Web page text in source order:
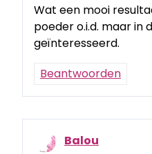
Wat een mooi
poeder o.i.d. maar in
geïnteresseerd.
Beantwoorden
Balou